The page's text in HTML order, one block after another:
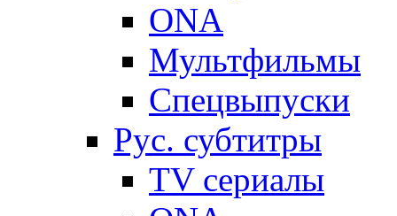
ONA
Мультфильмы
Спецвыпуски
Рус. субтитры
TV сериалы